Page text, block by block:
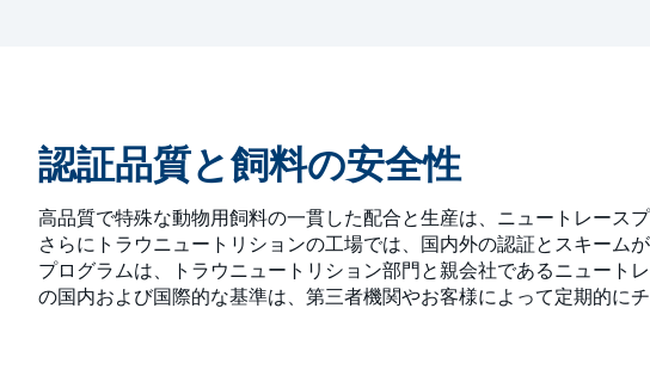
認証品質と飼料の安全性
高品質で特殊な動物用飼料の一貫した配合と生産は、ニュートレース
さらにトラウニュートリションの工場では、国内外の認証とスキーム
プログラムは、トラウニュートリション部門と親会社であるニュート
の国内および国際的な基準は、第三者機関やお客様によって定期的に